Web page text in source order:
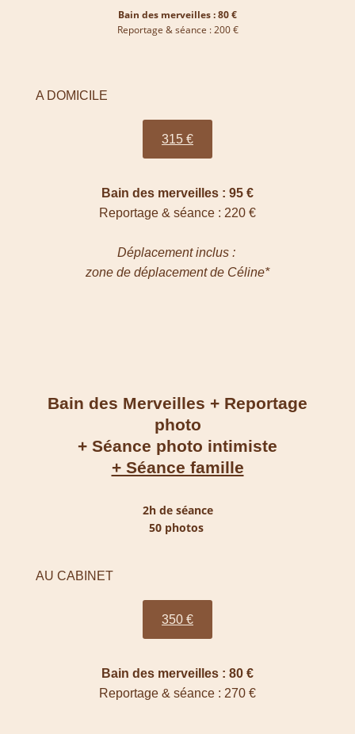
Bain des merveilles : 80 €
Reportage & séance : 200 €
A DOMICILE
315 €
Bain des merveilles : 95 €
Reportage & séance : 220 €
Déplacement inclus :
zone de déplacement de Céline*
Bain des Merveilles + Reportage
photo
+ Séance photo intimiste
+ Séance famille
2h de séance
50 photos
AU CABINET
350 €
Bain des merveilles : 80 €
Reportage & séance : 270 €